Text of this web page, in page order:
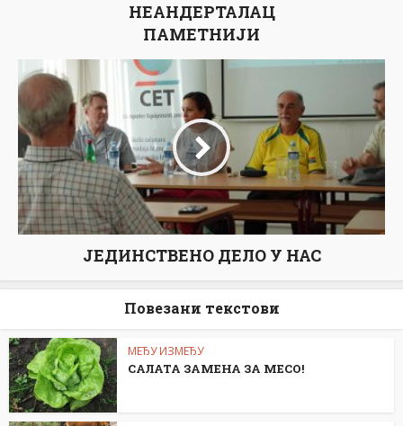
НЕАНДЕРТАЛАЦ
ПАМЕТНИЈИ
ЈЕДИНСТВЕНО ДЕЛО У НАС
Повезани текстови
МЕЂУ ИЗМЕЂУ
САЛАТА ЗАМЕНА ЗА МЕСО!